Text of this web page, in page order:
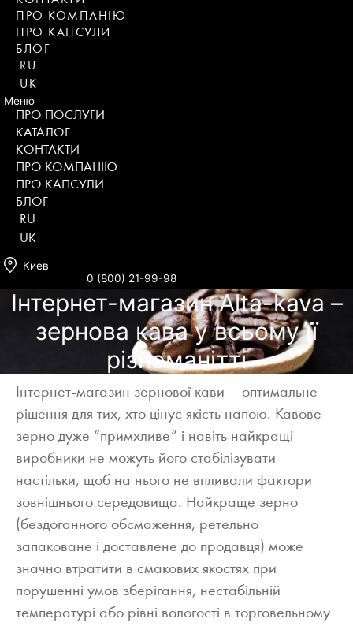
ПРО КОМПАНІЮ
ПРО КАПСУЛИ
БЛОГ
RU
UK
Меню
ПРО ПОСЛУГИ
КАТАЛОГ
KОНТАКТИ
ПРО КОМПАНІЮ
ПРО КАПСУЛИ
БЛОГ
RU
UK
Киев
0 (800) 21-99-98
Інтернет-магазин Alta-kava –
зернова кава у всьому її
різноманітті
Інтернет-магазин зернової кави – оптимальне
рішення для тих, хто цінує якість напою. Кавове
зерно дуже “примхливе” і навіть найкращі
виробники не можуть його стабілізувати
настільки, щоб на нього не впливали фактори
зовнішнього середовища. Найкраще зерно
(бездоганного обсмаження, ретельно
запаковане і доставлене до продавця) може
значно втратити в смакових якостях при
порушенні умов зберігання, нестабільній
температурі або рівні вологості в торговельному